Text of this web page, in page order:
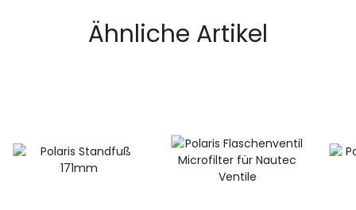
Ähnliche Artikel